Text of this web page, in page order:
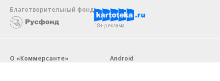
Благотворительный фонд
18+ реклама
О «Коммерсанте»
Android